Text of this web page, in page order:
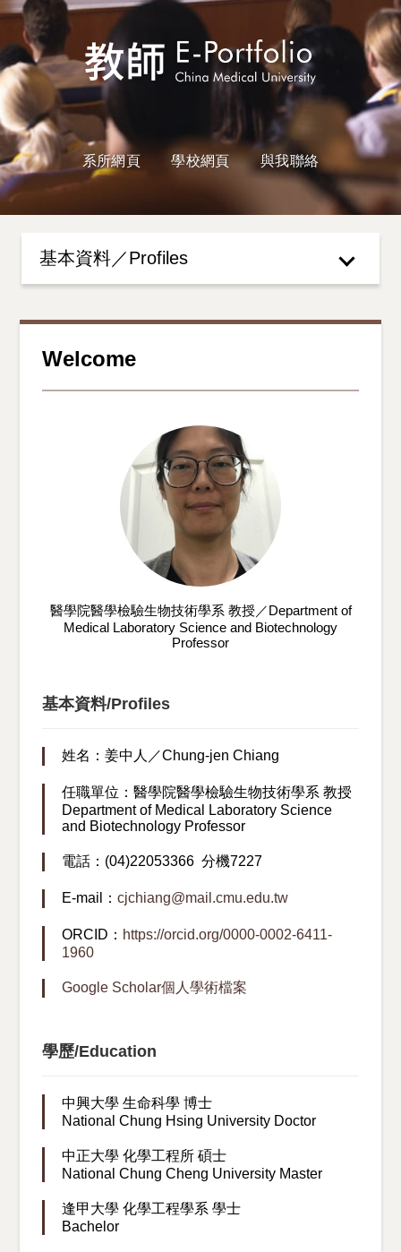
系所網頁 學校網頁 與我聯絡
Welcome
醫學院醫學檢驗生物技術學系 教授／Department of
Medical Laboratory Science and Biotechnology
Professor
基本資料/Profiles
姓名：姜中人／Chung-jen Chiang
任職單位：醫學院醫學檢驗生物技術學系 教授
Department of Medical Laboratory Science
and Biotechnology Professor
電話：(04)22053366 分機7227
E-mail：cjchiang@mail.cmu.edu.tw
ORCID： https://orcid.org/0000-0002-6411-
1960
Google Scholar個人學術檔案
學歷/Education
中興大學 生命科學 博士
National Chung Hsing University Doctor
中正大學 化學工程所 碩士
National Chung Cheng University Master
逢甲大學 化學工程學系 學士
Bachelor
基本資料／Profiles